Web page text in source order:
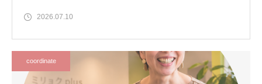
2026.07.10
coordinate